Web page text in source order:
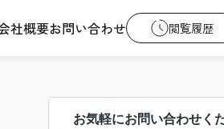
社概要お問い合わせ 閲覧履歴
お気軽にお問い合わせく